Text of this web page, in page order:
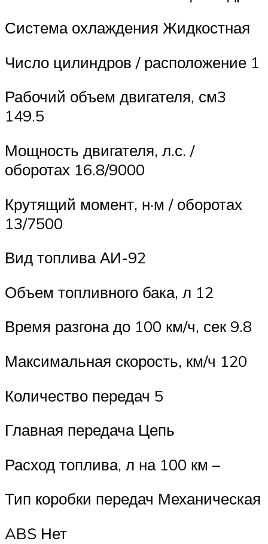
Система охлаждения Жидкостная
Число цилиндров / расположение 1
Рабочий объем двигателя, см3
149.5
Мощность двигателя, л.с. /
оборотах 16.8/9000
Крутящий момент, н·м / оборотах
13/7500
Вид топлива АИ-92
Объем топливного бака, л 12
Время разгона до 100 км/ч, сек 9.8
Максимальная скорость, км/ч 120
Количество передач 5
Главная передача Цепь
Расход топлива, л на 100 км –
Тип коробки передач Механическая
ABS Нет